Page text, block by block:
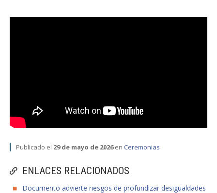
ENLACES RELACIONADOS
Documento advierte riesgos de profundizar desigualdades
Publicado el 29 de mayo de 2026en Ceremonias